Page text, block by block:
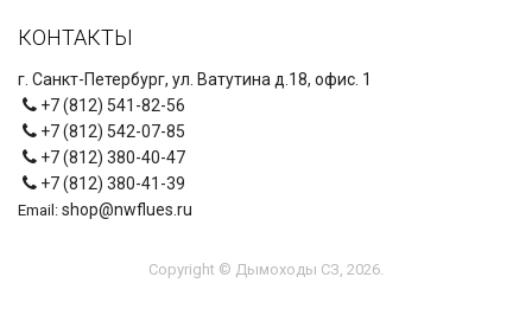
КОНТАКТЫ
г. Санкт-Петербург, ул. Ватутина д.18, офис. 1
+7 (812) 541-82-56
+7 (812) 542-07-85
+7 (812) 380-40-47
+7 (812) 380-41-39
Email: shop@nwflues.ru
Copyright © Дымоходы СЗ, 2026.